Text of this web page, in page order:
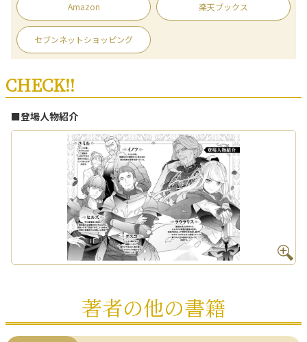
Amazon 楽天ブックス
セブンネットショッピング
CHECK!!
■登場人物紹介
著者の他の書籍